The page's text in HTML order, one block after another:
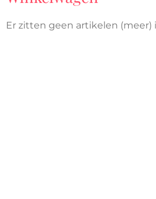
Er zitten geen artikelen (meer)